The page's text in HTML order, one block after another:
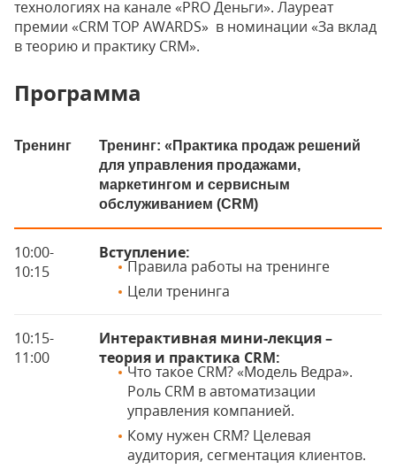
технологиях на канале «PRO Деньги». Лауреат
премии «CRM TOP AWARDS» в номинации «За вклад
в теорию и практику CRM».
Программа
Тренинг
Тренинг: «Практика продаж решений
для управления продажами,
маркетингом и сервисным
обслуживанием (CRM)
10:00-
10:15
Вступление:
Правила работы на тренинге
Цели тренинга
10:15-
11:00
Интерактивная мини-лекция –
теория и практика CRM:
Что такое CRM? «Модель Ведра».
Роль CRM в автоматизации
управления компанией.
Кому нужен CRM? Целевая
аудитория, сегментация клиентов.